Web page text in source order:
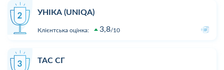
УНІКА (UNIQA)
Клієнтська оцінка: 3,8 10
ТАС СГ